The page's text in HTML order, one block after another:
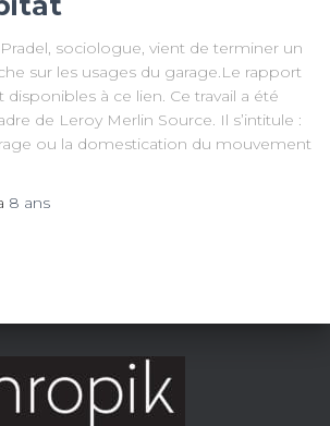
sociologue, vient de terminer un
sur les usages du garage.Le rapport
disponibles à ce lien. Ce travail a été
de Leroy Merlin Source. Il s’intitule :
ou la domestication du mouvement
8 ans